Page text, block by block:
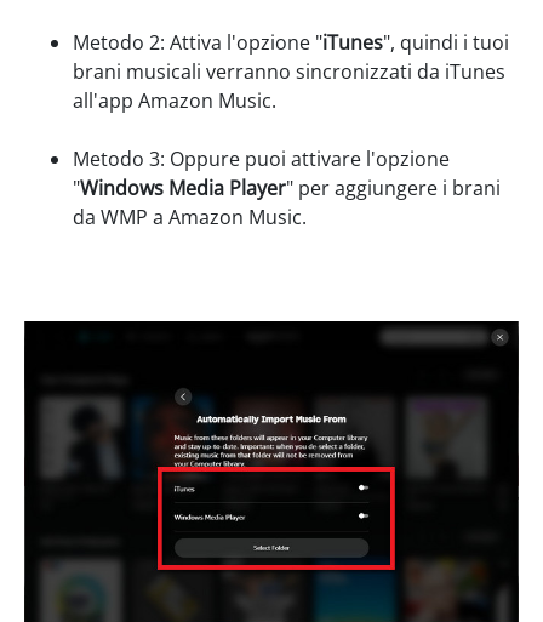
Metodo 2: Attiva l'opzione "iTunes", quindi i tuoi
brani musicali verranno sincronizzati da iTunes
all'app Amazon Music.
Metodo 3: Oppure puoi attivare l'opzione
"Windows Media Player" per aggiungere i brani
da WMP a Amazon Music.